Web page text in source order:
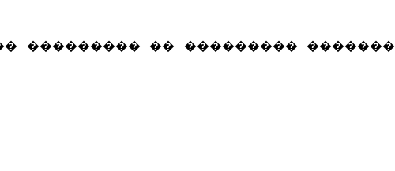
��������� �� ��������� �������